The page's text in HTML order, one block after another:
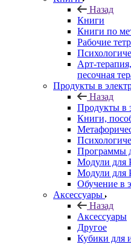
Назад
Книги
Книги по
Рабочие
Арт-
песочная
Продукты в
Назад
Продукты в
Книги,
Программы
Модули для
Модули для
Обучение в
Аксессуары
Назад
Аксессуары
Другое
Кубики для